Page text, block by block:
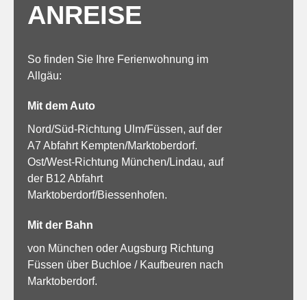
ANREISE
So finden Sie Ihre Ferienwohnung im
Allgäu:
Mit dem Auto
Nord/Süd-Richtung Ulm/Füssen, auf der
A7 Abfahrt Kempten/Marktoberdorf.
Ost/West-Richtung München/Lindau, auf
der B12 Abfahrt
Marktoberdorf/Biessenhofen.
Mit der Bahn
von München oder Augsburg Richtung
Füssen über Buchloe / Kaufbeuren nach
Marktoberdorf.